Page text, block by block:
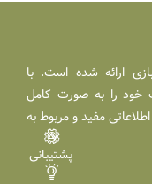
ارائه شده است. با
خود را به صورت کامل
مفید و مربوط به
پشتیبانی